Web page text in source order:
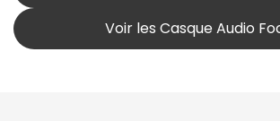
Voir les Casque Audio